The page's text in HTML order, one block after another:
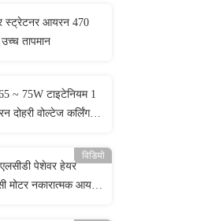
स्ट्रेटनर आयरन 470
तापमान
~ 75W टाइटेनियम 1
दोहरी वोल्टेज कर्लिंग
विडियो
पेशेवर हेयर
मोटर नकारात्मक आयन